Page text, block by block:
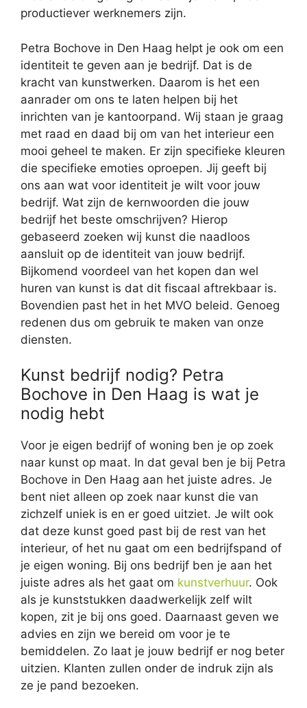
productiever werknemers zijn.
Petra Bochove in Den Haag helpt je ook om een
identiteit te geven aan je bedrijf. Dat is de
kracht van kunstwerken. Daarom is het een
aanrader om ons te laten helpen bij het
inrichten van je kantoorpand. Wij staan je graag
met raad en daad bij om van het interieur een
mooi geheel te maken. Er zijn specifieke kleuren
die specifieke emoties oproepen. Jij geeft bij
ons aan wat voor identiteit je wilt voor jouw
bedrijf. Wat zijn de kernwoorden die jouw
bedrijf het beste omschrijven? Hierop
gebaseerd zoeken wij kunst die naadloos
aansluit op de identiteit van jouw bedrijf.
Bijkomend voordeel van het kopen dan wel
huren van kunst is dat dit fiscaal aftrekbaar is.
Bovendien past het in het MVO beleid. Genoeg
redenen dus om gebruik te maken van onze
diensten.
Kunst bedrijf nodig? Petra
Bochove in Den Haag is wat je
nodig hebt
Voor je eigen bedrijf of woning ben je op zoek
naar kunst op maat. In dat geval ben je bij Petra
Bochove in Den Haag aan het juiste adres. Je
bent niet alleen op zoek naar kunst die van
zichzelf uniek is en er goed uitziet. Je wilt ook
dat deze kunst goed past bij de rest van het
interieur, of het nu gaat om een bedrijfspand of
je eigen woning. Bij ons bedrijf ben je aan het
juiste adres als het gaat om kunstverhuur. Ook
als je kunststukken daadwerkelijk zelf wilt
kopen, zit je bij ons goed. Daarnaast geven we
advies en zijn we bereid om voor je te
bemiddelen. Zo laat je jouw bedrijf er nog beter
uitzien. Klanten zullen onder de indruk zijn als
ze je pand bezoeken.